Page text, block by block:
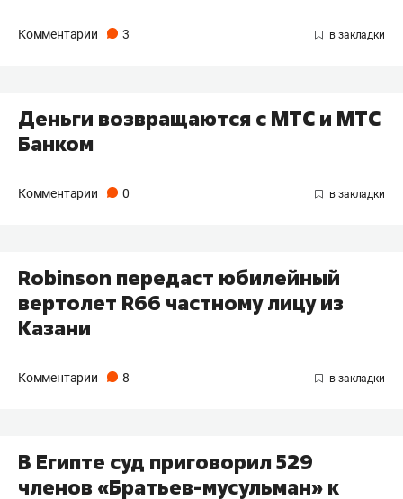
Комментарии 3
Деньги возвращаются с МТС и МТС
Банком
Комментарии 0
Robinson передаст юбилейный
вертолет R66 частному лицу из
Казани
Комментарии 8
В Египте суд приговорил 529
членов «Братьев-мусульман» к